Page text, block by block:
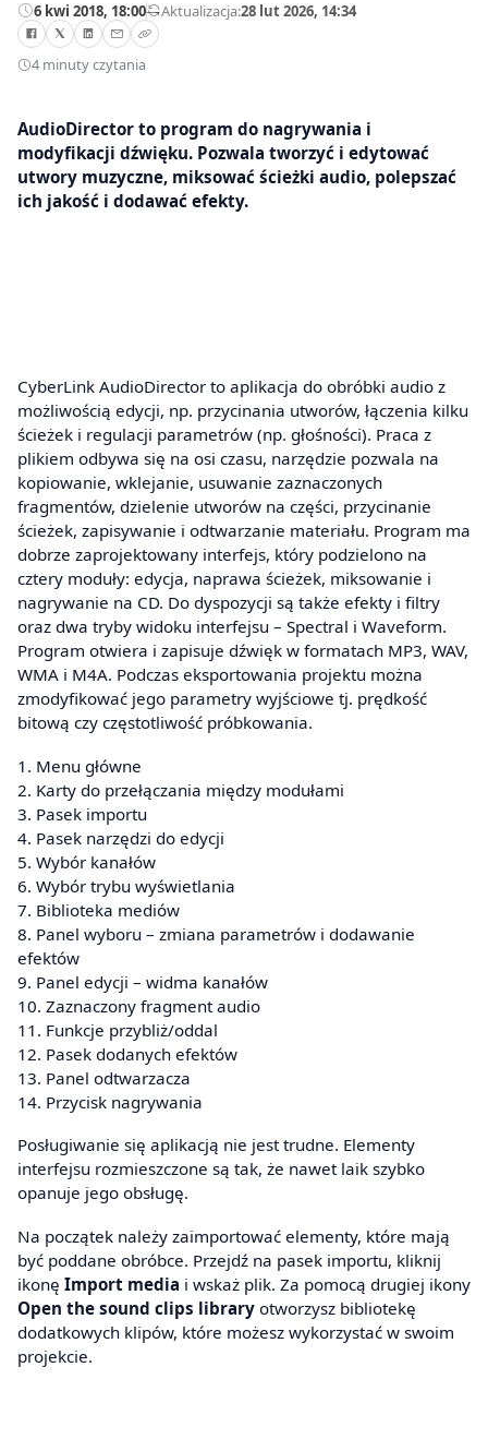
6 kwi 2018, 18:00—Aktualizacja:28 lut 2026, 14:34
4 minuty czytania
AudioDirector to program do nagrywania i
modyfikacji dźwięku. Pozwala tworzyć i edytować
utwory muzyczne, miksować ścieżki audio, polepszać
ich jakość i dodawać efekty.
CyberLink AudioDirector to aplikacja do obróbki audio z
możliwością edycji, np. przycinania utworów, łączenia kilku
ścieżek i regulacji parametrów (np. głośności). Praca z
plikiem odbywa się na osi czasu, narzędzie pozwala na
kopiowanie, wklejanie, usuwanie zaznaczonych
fragmentów, dzielenie utworów na części, przycinanie
ścieżek, zapisywanie i odtwarzanie materiału. Program ma
dobrze zaprojektowany interfejs, który podzielono na
cztery moduły: edycja, naprawa ścieżek, miksowanie i
nagrywanie na CD. Do dyspozycji są także efekty i filtry
oraz dwa tryby widoku interfejsu – Spectral i Waveform.
Program otwiera i zapisuje dźwięk w formatach MP3, WAV,
WMA i M4A. Podczas eksportowania projektu można
zmodyfikować jego parametry wyjściowe tj. prędkość
bitową czy częstotliwość próbkowania.
1. Menu główne
2. Karty do przełączania między modułami
3. Pasek importu
4. Pasek narzędzi do edycji
5. Wybór kanałów
6. Wybór trybu wyświetlania
7. Biblioteka mediów
8. Panel wyboru – zmiana parametrów i dodawanie
efektów
9. Panel edycji – widma kanałów
10. Zaznaczony fragment audio
11. Funkcje przybliż/oddal
12. Pasek dodanych efektów
13. Panel odtwarzacza
14. Przycisk nagrywania
Posługiwanie się aplikacją nie jest trudne. Elementy
interfejsu rozmieszczone są tak, że nawet laik szybko
opanuje jego obsługę.
Na początek należy zaimportować elementy, które mają
być poddane obróbce. Przejdź na pasek importu, kliknij
ikonę Import media i wskaż plik. Za pomocą drugiej ikony
Open the sound clips library otworzysz bibliotekę
dodatkowych klipów, które możesz wykorzystać w swoim
projekcie.